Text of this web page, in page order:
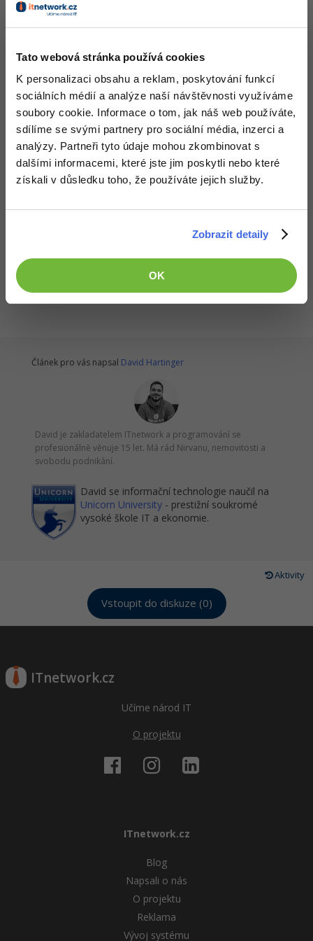
Tato webová stránka používá cookies
K personalizaci obsahu a reklam, poskytování funkcí
sociálních médií a analýze naší návštěvnosti využíváme
soubory cookie. Informace o tom, jak náš web používáte,
sdílíme se svými partnery pro sociální média, inzerci a
analýzy. Partneři tyto údaje mohou zkombinovat s
dalšími informacemi, které jste jim poskytli nebo které
získali v důsledku toho, že používáte jejich služby.
Zobrazit detaily
OK
Všechny články v sekci
Okraje (margin a padding) - CSS vlastnosti
Článek pro vás napsal David Hartinger
David je zakladatelem ITnetwork a programování se
profesionálně věnuje 15 let. Má rád Nirvanu, nemovitosti a
svobodu podnikání.
David se informační technologie naučil na
Unicorn University - prestižní soukromé
vysoké škole IT a ekonomie.
Aktivity
Vstoupit do diskuze (0)
ITnetwork.cz
Učíme národ IT
O projektu
ITnetwork.cz
Blog
Napsali o nás
O projektu
Reklama
Vývoj systému